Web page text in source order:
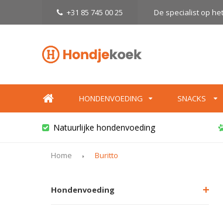
+31 85 745 00 25 De specialist op
HONDENVOEDING SNACKS
Natuurlijke hondenvoeding
Home Buritto
Hondenvoeding